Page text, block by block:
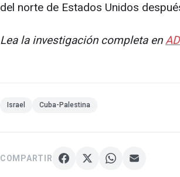
del norte de Estados Unidos
Lea la investigación completa en
Israel Cuba-Palestina
COMPARTIR